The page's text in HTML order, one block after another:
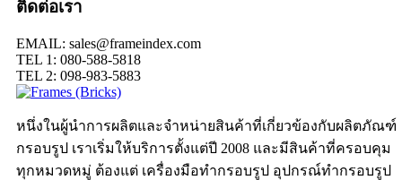
หนึ่งในผู้นำการผลิตและจำหน่ายสินค้าที่เกี่ยวข้องกับผลิตภัณฑ์
กรอบรูป เราเริ่มให้บริการตั้งแต่ปี 2008 และมีสินค้าที่ครอบคุม
ทุกหมวดหมู่ ต้องแต่ เครื่องมือทำกรอบรูป อุปกรณ์ทำกรอบรูป
ติดต่อเรา
EMAIL: sales@frameindex.com
TEL 1: 080-588-5818
TEL 2: 098-983-5883